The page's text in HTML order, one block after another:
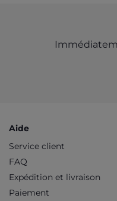
Aide
Service client
FAQ
Expédition et livraison
Paiement